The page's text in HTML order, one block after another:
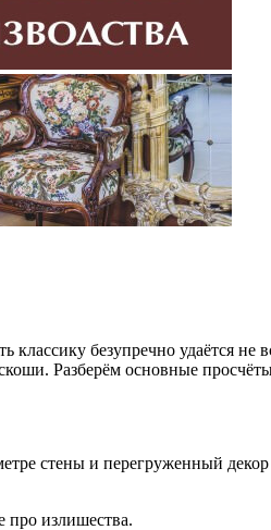
классику безупречно удаётся
Разберём основные
стены и перегруженный
про излишества.